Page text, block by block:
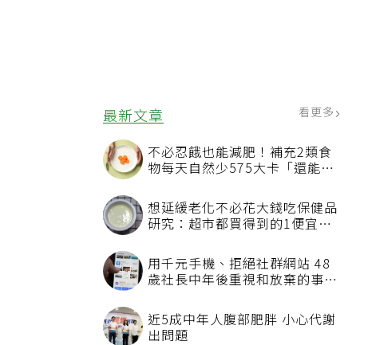
最新文章 看更多
不必忍餓也能減肥！補充2類食
物每天自然少575大卡「還能吃
想延緩老化不必花大錢吃保健品
研究：超市都買得到的1便宜食
用千元手機、拒絕社群網站 48
歲社長中年後重視和放棄的事：
近5成中年人腹部肥胖 小心代謝
出問題